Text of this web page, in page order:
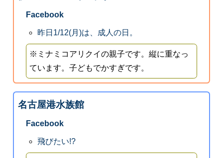
Facebook
昨日1/12(月)は、成人の日。
※ミナミコアリクイの親子です。縦に重なっ
ています。子どもでかすぎです。
名古屋港水族館
Facebook
飛びたい!?